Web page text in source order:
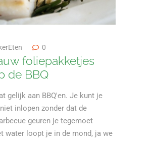
0
foliepakketjes
de BBQ
gelijk aan BBQ'en. Je kunt je
inlopen zonder dat de
geuren je tegemoet
water loopt je in de mond, ja we